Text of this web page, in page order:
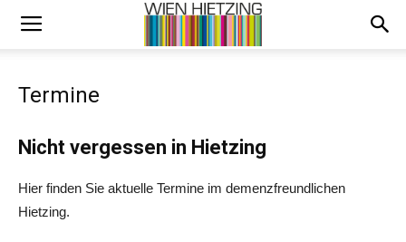
Termine
Nicht vergessen in Hietzing
Hier finden Sie aktuelle Termine im demenzfreundlichen
Hietzing.